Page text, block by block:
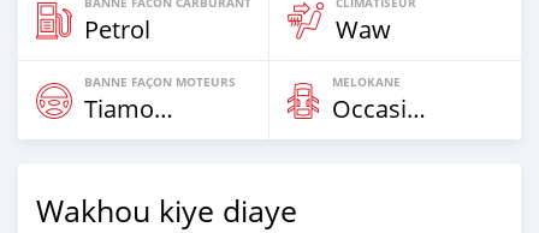
Petrol Waw
BANNE FAÇON MOTEURS
Tiamogne
MELOKANE
Occasion
Wakhou kiye diaye